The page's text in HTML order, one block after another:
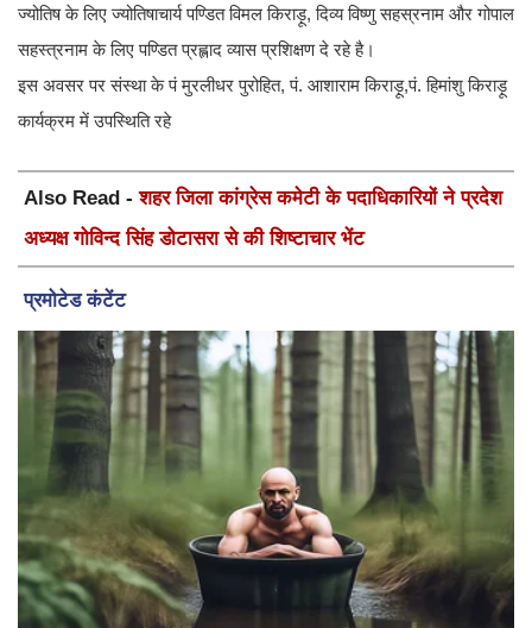
ज्योतिष के लिए ज्योतिषाचार्य पण्डित विमल किराड़ू, दिव्य विष्णु सहस्रनाम और गोपाल
सहस्त्रनाम के लिए पण्डित प्रह्लाद व्यास प्रशिक्षण दे रहे है।
इस अवसर पर संस्था के पं मुरलीधर पुरोहित, पं. आशाराम किराड़ू,पं. हिमांशु किराड़ू
कार्यक्रम में उपस्थिति रहे
Also Read -शहर जिला कांग्रेस कमेटी के पदाधिकारियों ने प्रदेश
अध्यक्ष गोविन्द सिंह डोटासरा से की शिष्टाचार भेंट